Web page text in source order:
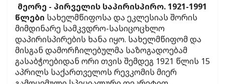
მეორე - პირველის საპირისპირო. 1921-1991
წლები სახელმწიფოსა და ეკლესიას შორის
მიმდინარე სამკვდრო-სასიცოცხლო
დაპირისპირების ხანა იყო. სახელმწიფომ და
მისგან დამორჩილებულმა საზოგადოებამ
გასაბჭოებიდან ორი თვის შემდეგ 1921 წლის 15
აპრილს საქართველოს რევკომის მიერ